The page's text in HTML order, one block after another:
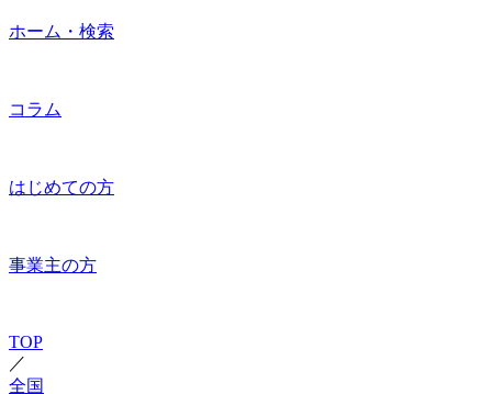
ホーム・検索
コラム
はじめての方
事業主の方
TOP
／
全国